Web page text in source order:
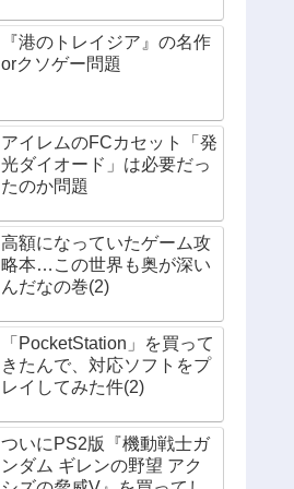
『港のトレイジア』の名作
orクソゲー問題
アイレムのFCカセット「発
光ダイオード」は必要だっ
たのか問題
高額になっていたゲーム攻
略本…この世界も奥が深い
んだなの巻(2)
「PocketStation」を買って
きたんで、対応ソフトをプ
レイしてみた件(2)
ついにPS2版『機動戦士ガ
ンダム ギレンの野望 アク